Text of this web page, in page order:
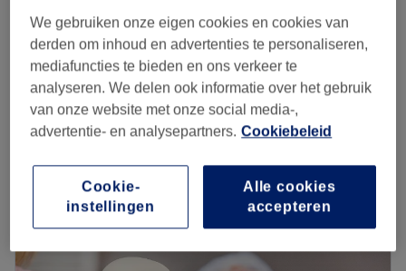
Medische pedicure
30 min - 1 u 30 min
vanaf €47,50
Nagels lakken
5 min - 20 min
vanaf
Likdoornbehandeling
20 min
Kort overzicht salongegevens
Maandag
Gesloten
Woensdag
We gebruiken onze eigen cookies en cookies van
derden om inhoud en advertenties te personaliseren,
mediafuncties te bieden en ons verkeer te
analyseren. We delen ook informatie over het gebruik
van onze website met onze social media-,
advertentie- en analysepartners. Cookiebeleid
Alle cookies
accepteren
Cookie-
instellingen